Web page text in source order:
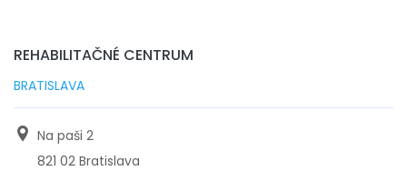
REHABILITAČNÉ CENTRUM
BRATISLAVA
Na paši 2
821 02 Bratislava